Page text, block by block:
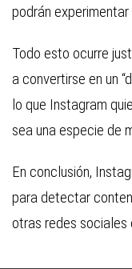
podrán experimentar
Todo esto ocurre
a convertirse en un
lo que Instagram
sea una especie de
En conclusión,
para detectar
otras redes sociales